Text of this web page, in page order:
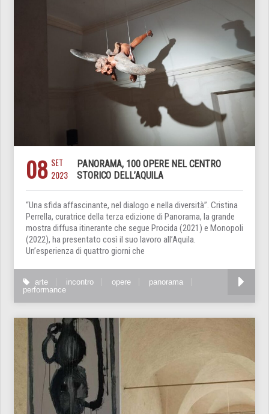
08 SET
2023
PANORAMA, 100 OPERE NEL CENTRO
STORICO DELL’AQUILA
“Una sfida affascinante, nel dialogo e nella diversità”. Cristina
Perrella, curatrice della terza edizione di Panorama, la grande
mostra diffusa itinerante che segue Procida (2021) e Monopoli
(2022), ha presentato così il suo lavoro all’Aquila.
Un’esperienza di quattro giorni che
arte incontro opere
panorama
performance